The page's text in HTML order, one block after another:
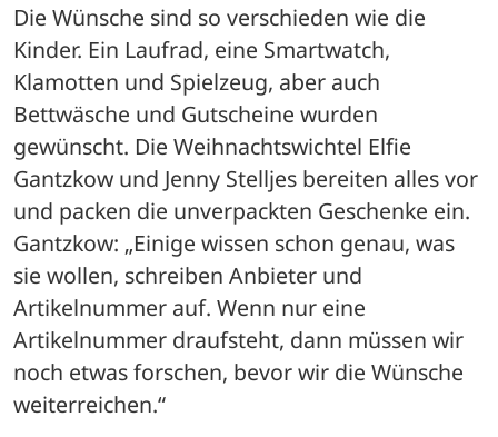
Die Wünsche sind so verschieden wie die
Kinder. Ein Laufrad, eine Smartwatch,
Klamotten und Spielzeug, aber auch
Bettwäsche und Gutscheine wurden
gewünscht. Die Weihnachtswichtel Elfie
Gantzkow und Jenny Stelljes bereiten alles vor
und packen die unverpackten Geschenke ein.
Gantzkow: „Einige wissen schon genau, was
sie wollen, schreiben Anbieter und
Artikelnummer auf. Wenn nur eine
Artikelnummer draufsteht, dann müssen wir
noch etwas forschen, bevor wir die Wünsche
weiterreichen.“